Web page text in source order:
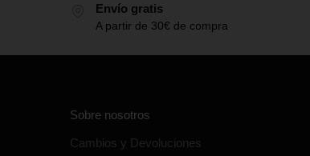
Envío gratis
A partir de 30€ de compra
Sobre nosotros
Cambios y Devoluciones